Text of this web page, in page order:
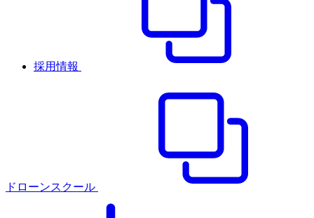
採用情報
ドローンスクール